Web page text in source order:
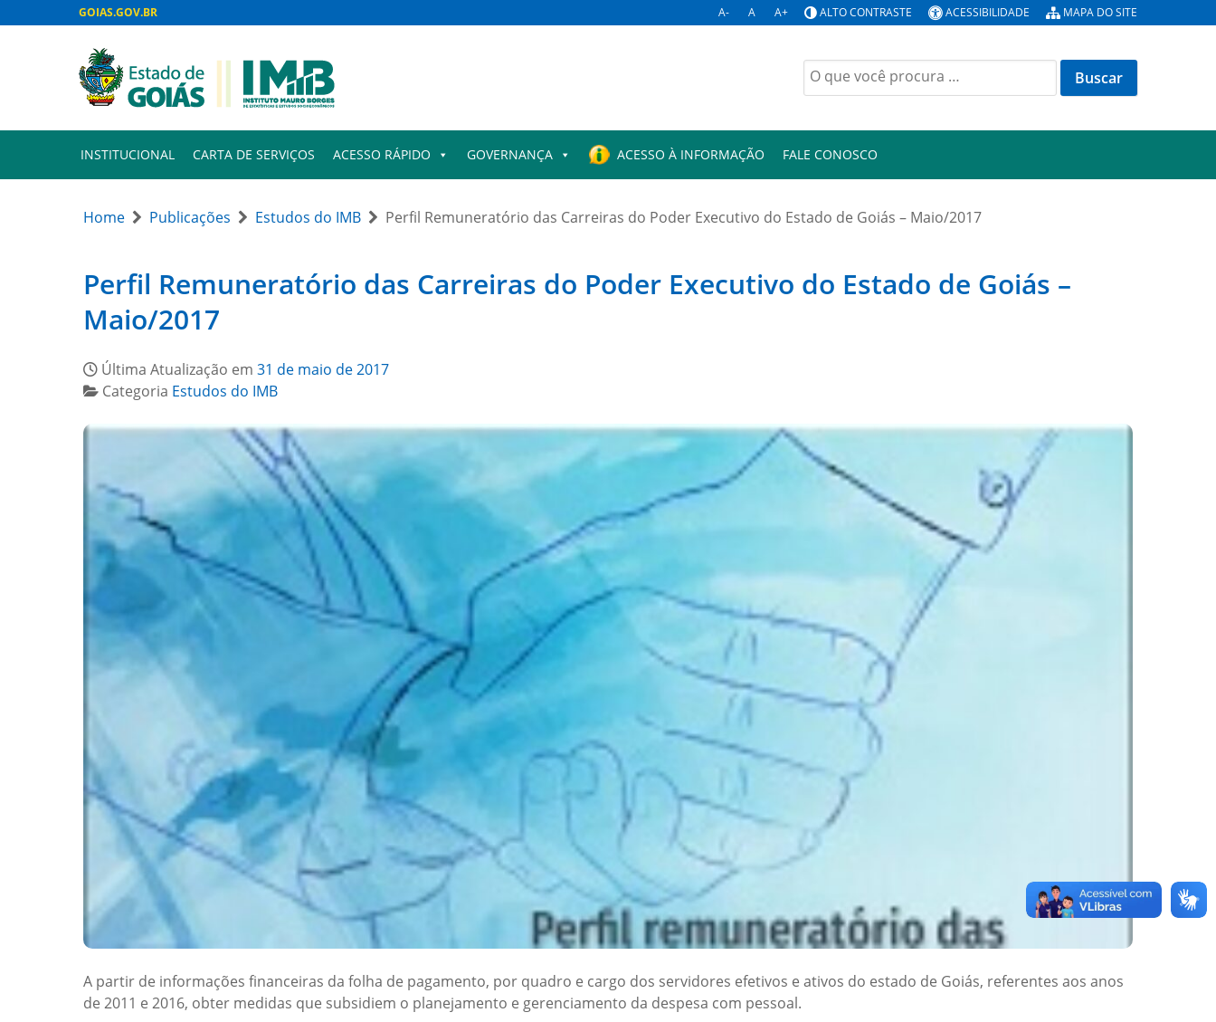
GOIAS.GOV.BR A- A A+ ALTO CONTRASTE ACESSIBILIDADE MAPA DO SITE
Buscar
por:
INSTITUCIONAL CARTA DE SERVIÇOS ACESSO RÁPIDO GOVERNANÇA ACESSO À INFORMAÇÃO FALE CONOSCO
Home Publicações Estudos do IMB Perfil Remuneratório das Carreiras do Poder Executivo do Estado de Goiás – Maio/2017
Perfil Remuneratório das Carreiras do Poder Executivo do Estado de Goiás –
Maio/2017
Última Atualização em 31 de maio de 2017
Categoria Estudos do IMB
A partir de informações financeiras da folha de pagamento, por quadro e cargo dos servidores efetivos e ativos do estado de Goiás, referentes aos anos
de 2011 e 2016, obter medidas que subsidiem o planejamento e gerenciamento da despesa com pessoal.